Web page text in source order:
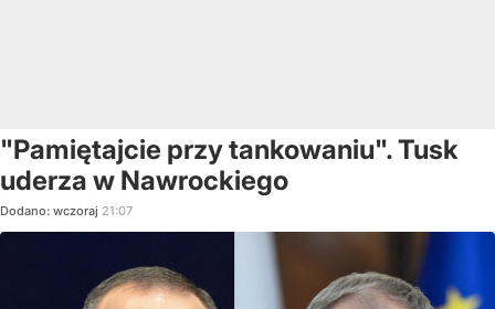
"Pamiętajcie przy tankowaniu". Tusk
uderza w Nawrockiego
Dodano: wczoraj 21:07